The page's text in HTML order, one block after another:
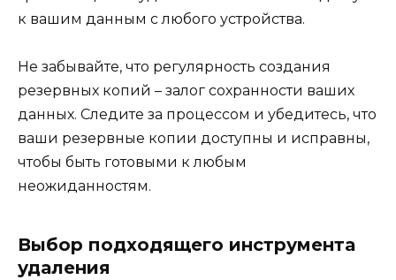
к вашим данным с любого устройства.
Не забывайте, что регулярность создания
резервных копий – залог сохранности ваших
данных. Следите за процессом и убедитесь, что
ваши резервные копии доступны и исправны,
чтобы быть готовыми к любым
неожиданностям.
Выбор подходящего инструмента
удаления